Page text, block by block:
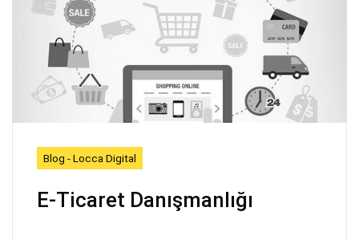
Blog - Locca Digital
E-Ticaret Danışmanlığı